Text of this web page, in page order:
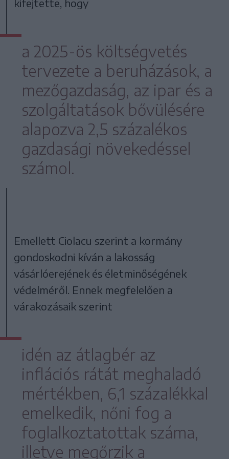
kifejtette, hogy
a 2025-ös költségvetés
tervezete a beruházások, a
mezőgazdaság, az ipar és a
szolgáltatások bővülésére
alapozva 2,5 százalékos
gazdasági növekedéssel
számol.
Emellett Ciolacu szerint a kormány
gondoskodni kíván a lakosság
vásárlóerejének és életminőségének
védelméről. Ennek megfelelően a
várakozásaik szerint
idén az átlagbér az
inflációs rátát meghaladó
mértékben, 6,1 százalékkal
emelkedik, nőni fog a
foglalkoztatottak száma,
illetve megőrzik a